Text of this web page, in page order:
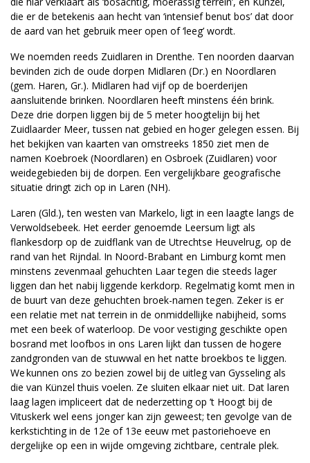
die er de betekenis aan hecht van ‘intensief benut bos’ dat door
de aard van het gebruik meer open of ‘leeg’ wordt.
We noemden reeds Zuidlaren in Drenthe. Ten noorden daarvan
bevinden zich de oude dorpen Midlaren (Dr.) en Noordlaren
(gem. Haren, Gr.). Midlaren had vijf op de boerderijen
aansluitende brinken. Noordlaren heeft minstens één brink.
Deze drie dorpen liggen bij de 5 meter hoogtelijn bij het
Zuidlaarder Meer, tussen nat gebied en hoger gelegen essen. Bij
het bekijken van kaarten van omstreeks 1850 ziet men de
namen Koebroek (Noordlaren) en Osbroek (Zuidlaren) voor
weidegebieden bij de dorpen. Een vergelijkbare geografische
situatie dringt zich op in Laren (NH).
Laren (Gld.), ten westen van Markelo, ligt in een laagte langs de
Verwoldsebeek. Het eerder genoemde Leersum ligt als
flankesdorp op de zuidflank van de Utrechtse Heuvelrug, op de
rand van het Rijndal. In Noord-Brabant en Limburg komt men
minstens zevenmaal gehuchten Laar tegen die steeds lager
liggen dan het nabij liggende kerkdorp. Regelmatig komt men in
de buurt van deze gehuchten broek-namen tegen. Zeker is er
een relatie met nat terrein in de onmiddellijke nabijheid, soms
met een beek of waterloop. De voor vestiging geschikte open
bosrand met loofbos in ons Laren lijkt dan tussen de hogere
zandgronden van de stuwwal en het natte broekbos te liggen.
We kunnen ons zo bezien zowel bij de uitleg van Gysseling als
die van Künzel thuis voelen. Ze sluiten elkaar niet uit. Dat laren
laag lagen impliceert dat de nederzetting op ’t Hoogt bij de
Vituskerk wel eens jonger kan zijn geweest; ten gevolge van de
kerkstichting in de 12e of 13e eeuw met pastoriehoeve en
dergelijke op een in wijde omgeving zichtbare, centrale plek.